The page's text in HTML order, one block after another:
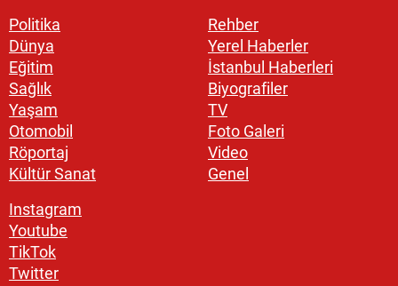
Politika
Dünya
Eğitim
Sağlık
Yaşam
Otomobil
Röportaj
Kültür Sanat
Rehber
Yerel Haberler
İstanbul Haberleri
Biyografiler
TV
Foto Galeri
Video
Genel
Instagram
Youtube
TikTok
Twitter